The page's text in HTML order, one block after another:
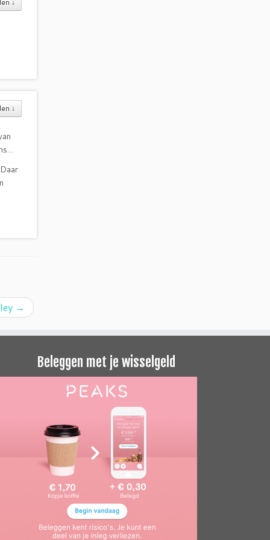
↓
↓
→
Beleggen met je wisselgeld